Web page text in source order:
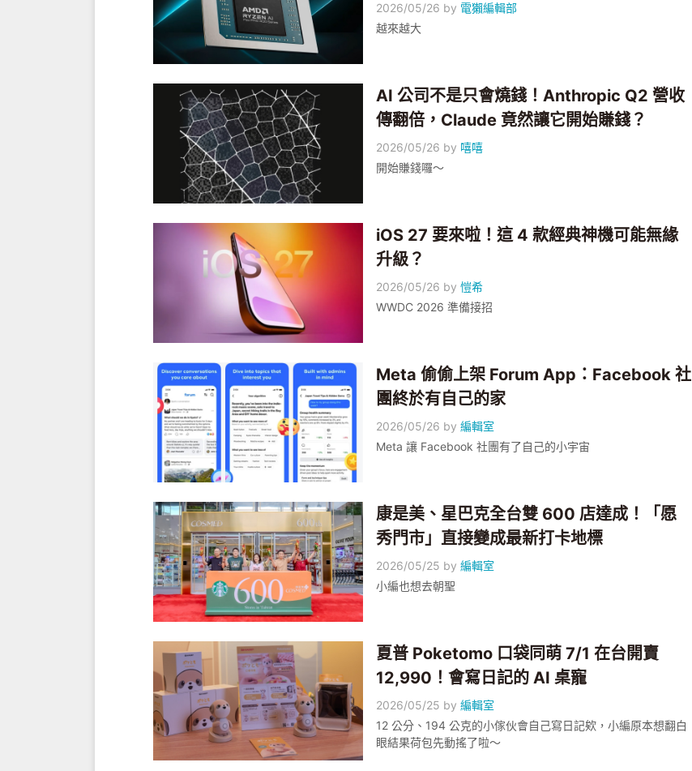
2026/05/26 by 電獺編輯部
越來越大
AI 公司不是只會燒錢！Anthropic Q2 營收
傳翻倍，Claude 竟然讓它開始賺錢？
2026/05/26 by 嘻嘻
開始賺錢囉～
iOS 27 要來啦！這 4 款經典神機可能無緣
升級？
2026/05/26 by愷希
WWDC 2026 準備接招
Meta 偷偷上架 Forum App：Facebook 社
團終於有自己的家
2026/05/26 by編輯室
Meta 讓 Facebook 社團有了自己的小宇宙
康是美、星巴克全台雙 600 店達成！「愿
秀門市」直接變成最新打卡地標
2026/05/25 by編輯室
小編也想去朝聖
夏普 Poketomo 口袋同萌 7/1 在台開賣
12,990！會寫日記的 AI 桌寵
2026/05/25 by編輯室
12 公分、194 公克的小傢伙會自己寫日記欸，小編原本想翻白
眼結果荷包先動搖了啦～